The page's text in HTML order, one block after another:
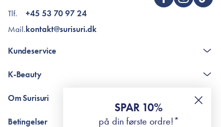
Tlf.
Mail.
+45 53 70 97 24
kontakt@surisuri.dk
Kundeservice
The K-Beauty Box - spørgsmål og svar
RE-ZIP
K-Beauty
Retinol for begyndere
surisuri's mini guide til rosacea
Om Surisuri
Betingelser
SPAR 10%
på din første ordre!*